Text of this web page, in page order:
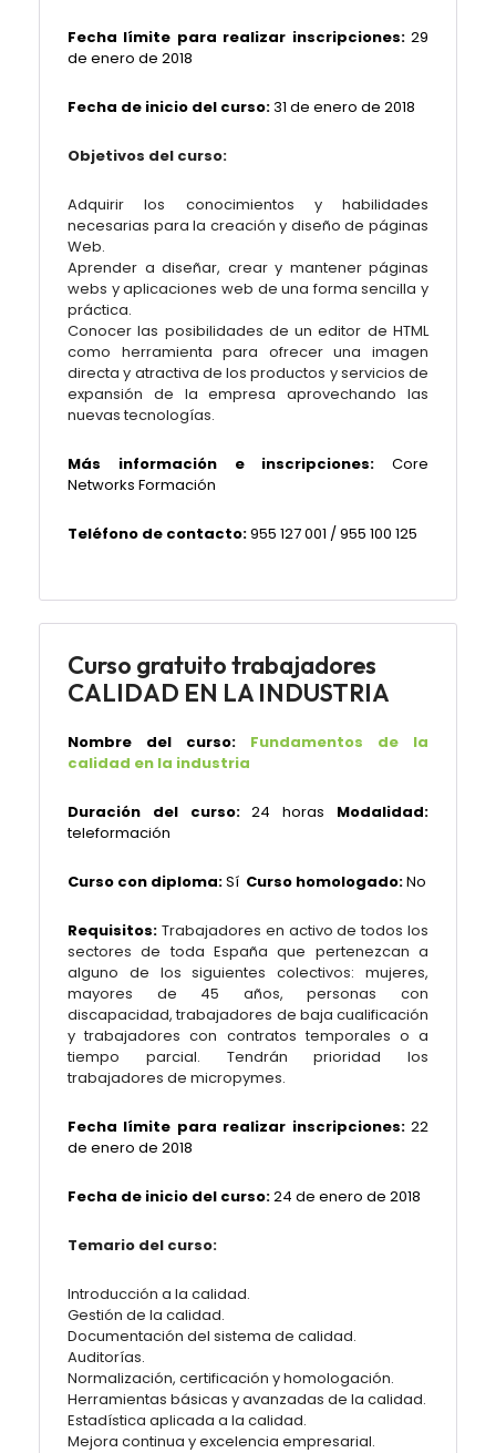
Fecha límite para realizar inscripciones:29
de enero de 2018
Fecha de inicio del curso:31 de enero de 2018
Objetivos del curso:
Adquirir los conocimientos y habilidades
necesarias para la creación y diseño de páginas
Web.
Aprender a diseñar, crear y mantener páginas
webs y aplicaciones web de una forma sencilla y
práctica.
Conocer las posibilidades de un editor de HTML
como herramienta para ofrecer una imagen
directa y atractiva de los productos y servicios de
expansión de la empresa aprovechando las
nuevas tecnologías.
Más información e inscripciones:
Core
Networks Formación
Teléfono de contacto:955 127 001 / 955 100 125
Curso gratuito trabajadores
CALIDAD EN LA INDUSTRIA
Nombre del curso:
Fundamentos de la
calidad en la industria
Duración del curso:24 horas Modalidad:
teleformación
Curso con diploma:Sí Curso homologado:No
Requisitos: Trabajadores en activo de todos los
sectores de toda España que pertenezcan a
alguno de los siguientes colectivos: mujeres,
mayores de 45 años, personas con
discapacidad, trabajadores de baja cualificación
y trabajadores con contratos temporales o a
tiempo parcial. Tendrán prioridad los
trabajadores de micropymes.
Fecha límite para realizar inscripciones:22
de enero de 2018
Fecha de inicio del curso:24 de enero de 2018
Temario del curso:
Introducción a la calidad.
Gestión de la calidad.
Documentación del sistema de calidad.
Auditorías.
Normalización, certificación y homologación.
Herramientas básicas y avanzadas de la calidad.
Estadística aplicada a la calidad.
Mejora continua y excelencia empresarial.